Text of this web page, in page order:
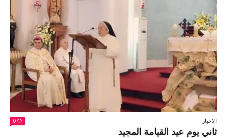
الاخبار 0
ثاني يوم عيد القيامة المجيد